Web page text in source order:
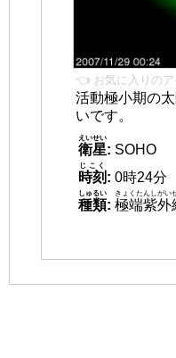
👈 お気に入りのア
活動極小期の
いです。
衛星
えいせい
: SOHO
時刻
じこく
: 0時24分
種類
しゅるい
: 極端紫外
きょくたんしがい